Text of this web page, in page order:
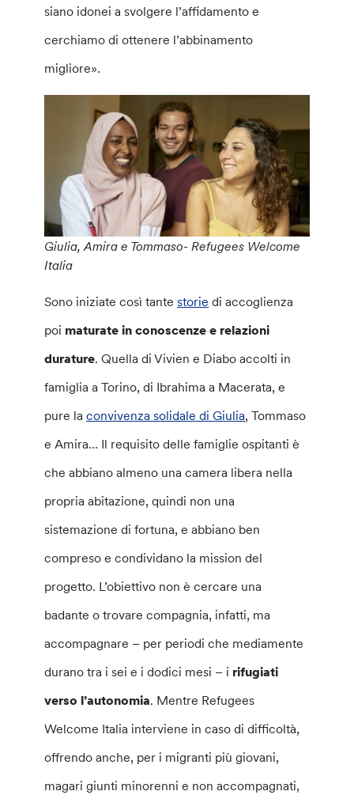
siano idonei a svolgere l’affidamento e
cerchiamo di ottenere l’abbinamento
migliore».
Giulia, Amira e Tommaso- Refugees Welcome
Italia
Sono iniziate così tantestorie di accoglienza
poi maturate in conoscenze e relazioni
durature. Quella di Vivien e Diabo accolti in
famiglia a Torino, di Ibrahima a Macerata, e
pure laconvivenza solidale di Giulia, Tommaso
e Amira… Il requisito delle famiglie ospitanti è
che abbiano almeno una camera libera nella
propria abitazione, quindi non una
sistemazione di fortuna, e abbiano ben
compreso e condividano la mission del
progetto. L’obiettivo non è cercare una
badante o trovare compagnia, infatti, ma
accompagnare – per periodi che mediamente
durano tra i sei e i dodici mesi – i rifugiati
verso l’autonomia. Mentre Refugees
Welcome Italia interviene in caso di difficoltà,
offrendo anche, per i migranti più giovani,
magari giunti minorenni e non accompagnati,